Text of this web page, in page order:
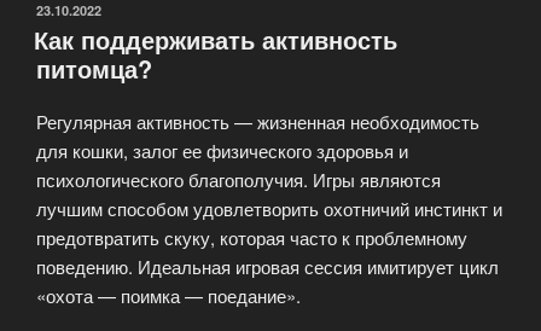
разным
цветом
(гетерохромия)»
ОПУБЛИКОВАНО
23.10.2022
Как поддерживать активность
питомца?
Регулярная активность — жизненная необходимость
для кошки, залог ее физического здоровья и
психологического благополучия. Игры являются
лучшим способом удовлетворить охотничий инстинкт и
предотвратить скуку, которая часто к проблемному
поведению. Идеальная игровая сессия имитирует цикл
«охота — поимка — поедание».